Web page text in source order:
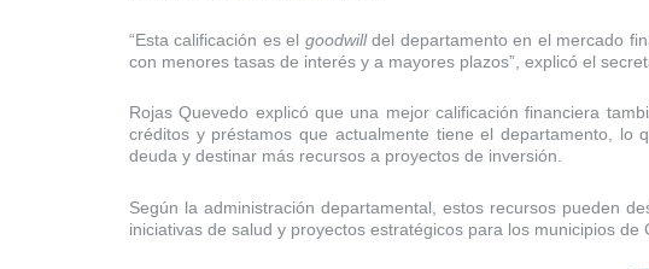
“Esta calificación es el goodwilldel departamento en el mercado
con menores tasas de interés y a mayores plazos”, explicó el
Rojas Quevedo explicó que una mejor calificación financiera
créditos y préstamos que actualmente tiene el departamento, lo
deuda y destinar más recursos a proyectos de inversión.
Según la administración departamental, estos recursos pueden
iniciativas de salud y proyectos estratégicos para los municipios de